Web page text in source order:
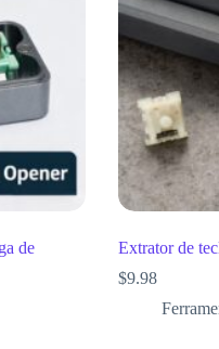
de
Extrator de
$9.98